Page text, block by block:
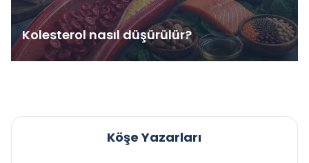
Kolesterol nasıl düşürülür?
Köşe Yazarları